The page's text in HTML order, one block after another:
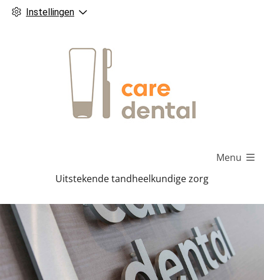
Instellingen
Menu
Uitstekende tandheelkundige zorg